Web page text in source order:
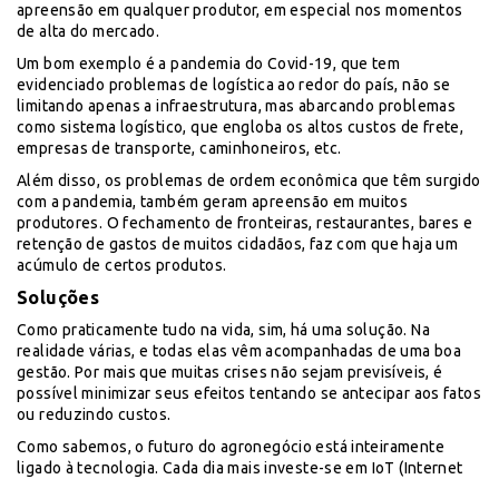
apreensão em qualquer produtor, em especial nos momentos
de alta do mercado.
Um bom exemplo é a pandemia do Covid-19, que tem
evidenciado problemas de logística ao redor do país, não se
limitando apenas a infraestrutura, mas abarcando problemas
como sistema logístico, que engloba os altos custos de frete,
empresas de transporte, caminhoneiros, etc.
Além disso, os problemas de ordem econômica que têm surgido
com a pandemia, também geram apreensão em muitos
produtores. O fechamento de fronteiras, restaurantes, bares e
retenção de gastos de muitos cidadãos, faz com que haja um
acúmulo de certos produtos.
Soluções
Como praticamente tudo na vida, sim, há uma solução. Na
realidade várias, e todas elas vêm acompanhadas de uma boa
gestão. Por mais que muitas crises não sejam previsíveis, é
possível minimizar seus efeitos tentando se antecipar aos fatos
ou reduzindo custos.
Como sabemos, o futuro do agronegócio está inteiramente
ligado à tecnologia. Cada dia mais investe-se em IoT (Internet